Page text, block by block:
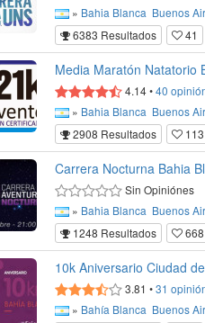
» Bahia Blanca Buenos
6383 Resultados
41
Media Maratón Natatorio
4.14•40
» Bahia Blanca Buenos
2908 Resultados
113
Carrera Nocturna Bahia
Sin Opiniónes
» Bahia Blanca Buenos
1248 Resultados
668
10k Aniversario Ciudad
3.81 •31
» Bahía Blanca Buenos